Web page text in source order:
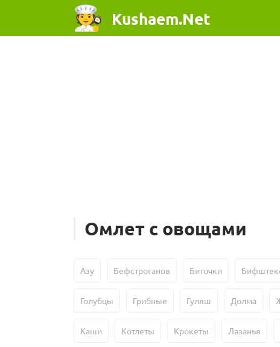
Kushaem.Net
Омлет с овощами
Азу Бефстроганов Биточки
Голубцы Грибные Гуляш Долма
Каши Котлеты Крокеты Лазанья